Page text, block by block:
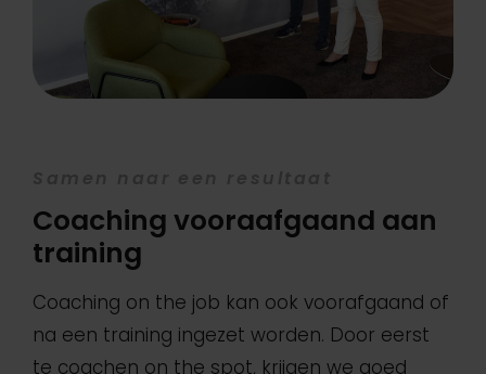
Coaching vooraafgaand aan
training
Coaching on the job kan ook voorafgaand of
na een training ingezet worden. Door eerst
te coachen on the spot, krijgen we goed